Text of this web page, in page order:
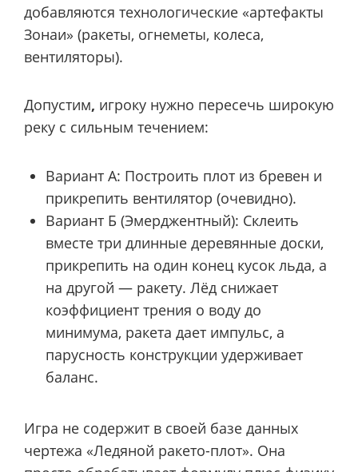
добавляются технологические «артефакты
Зонаи» (ракеты, огнеметы, колеса,
вентиляторы).
Допустим, игроку нужно пересечь широкую
реку с сильным течением:
Вариант А: Построить плот из бревен и
прикрепить вентилятор (очевидно).
Вариант Б (Эмерджентный): Склеить
вместе три длинные деревянные доски,
прикрепить на один конец кусок льда, а
на другой — ракету. Лёд снижает
коэффициент трения о воду до
минимума, ракета дает импульс, а
парусность конструкции удерживает
баланс.
Игра не содержит в своей базе данных
чертежа «Ледяной ракето-плот». Она